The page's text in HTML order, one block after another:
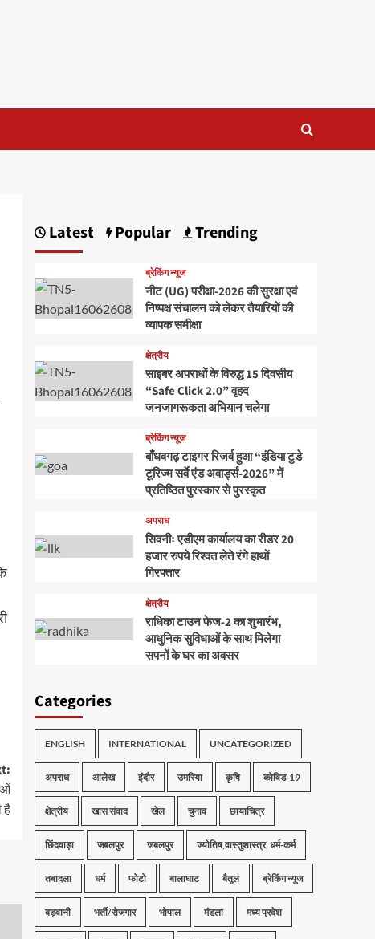
है
Latest Popular Trending
ब्रेकिंग न्यूज
नीट (UG) परीक्षा-2026 की सुरक्षा एवं
निष्पक्ष संचालन को लेकर तैयारियों की
व्यापक समीक्षा
क्षेत्रीय
साइबर अपराधों के विरुद्ध 15 दिवसीय
“Safe Click 2.0” वृहद
जनजागरूकता अभियान चलेगा
ब्रेकिंग न्यूज
बाँधवगढ़ टाइगर रिजर्व हुआ “इंडिया टुडे
टूरिज्म सर्वे एंड अवार्ड्स-2026” में
प्रतिष्ठित पुरस्कार से पुरस्कृत
अपराध
सिवनीः एडीएम कार्यालय का रीडर 20
हजार रुपये रिश्वत लेते रंगे हाथों
गिरफ्तार
क्षेत्रीय
राधिका टाउन फेज-2 का शुभारंभ,
आधुनिक सुविधाओं के साथ मिलेगा
सपनों के घर का अवसर
Categories
ENGLISH INTERNATIONAL UNCATEGORIZED
अपराध आलेख इंदौर उमरिया कृषि कोविड-19
क्षेत्रीय खास संवाद खेल चुनाव छायाचित्र
छिंदवाड़ा जबलपुर जबलपुर ज्योतिष,वास्तुशास्त्र, धर्म-कर्म
तबादला धर्म फोटो बालाघाट बैतूल ब्रेकिंग न्यूज
बड़वानी भर्ती/रोजगार भोपाल मंडला मध्य प्रदेश